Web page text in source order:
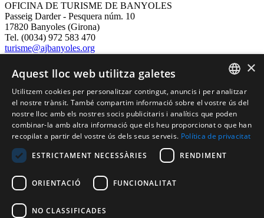
OFICINA DE TURISME DE BANYOLES
Passeig Darder - Pesquera núm. 10
17820 Banyoles (Girona)
Tel. (0034) 972 583 470
turisme@ajbanyoles.org
Segueix-nos
Amb el suport de:
CATALAN
ENGLISH
FRENCH
SPANISH
×
Aquest lloc web utilitza galetes
Utilitzem cookies per personalitzar contingut, anuncis i per analitzar
el nostre trànsit. També compartim informació sobre el vostre ús del
nostre lloc amb els nostres socis publicitaris i analítics que poden
combinar-la amb altra informació que els heu proporcionat o que han
recopilat a partir del vostre ús dels seus serveis. Política de privacitat
ESTRICTAMENT NECESSÀRIES
RENDIMENT
ORIENTACIÓ FUNCIONALITAT
NO CLASSIFICADES